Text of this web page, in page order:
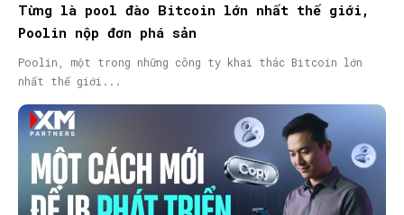
Từng là pool đào Bitcoin lớn nhất thế giới,
Poolin nộp đơn phá sản
Poolin, một trong những công ty khai thác Bitcoin lớn
nhất thế giới...